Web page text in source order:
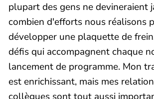
plupart des gens ne devineraient
combien d'efforts nous réalisons
développer une plaquette de
défis qui accompagnent chaque
lancement de programme. Mon
est enrichissant, mais mes